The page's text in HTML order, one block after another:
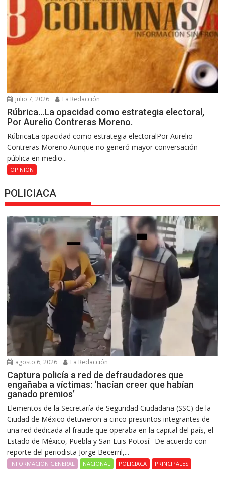
julio 7, 2026 La Redacción
Rúbrica…La opacidad como estrategia electoral,
Por Aurelio Contreras Moreno.
RúbricaLa opacidad como estrategia electoralPor Aurelio
Contreras Moreno Aunque no generó mayor conversación
pública en medio...
OPINIÓN
POLICIACA
agosto 6, 2026 La Redacción
Captura policía a red de defraudadores que
engañaba a víctimas: ‘hacían creer que habían
ganado premios’
Elementos de la Secretaría de Seguridad Ciudadana (SSC) de la
Ciudad de México detuvieron a cinco presuntos integrantes de
una red dedicada al fraude que operaba en la capital del país, el
Estado de México, Puebla y San Luis Potosí. De acuerdo con
reporte del periodista Jorge Becerril,...
INFORMACIÓN GENERAL NACIONAL POLICIACA PRINCIPALES